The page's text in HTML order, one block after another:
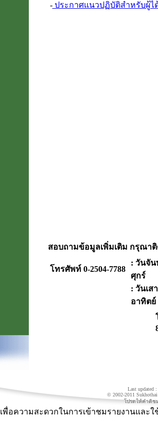
-ประกาศแนวปฏิบัติสำหรับผู้
สอบถามข้อมูลเพิ่มเติม กรุณาติ
โทรศัพท์ 0-2504-7788
: วันจัน
ศุกร์
: วันเส
อาทิตย์
Last updated :
© 2002-2011 Sukhothai
โปรดให้คำติช
เพื่อความสะดวกในการเข้าชมรายงานและ